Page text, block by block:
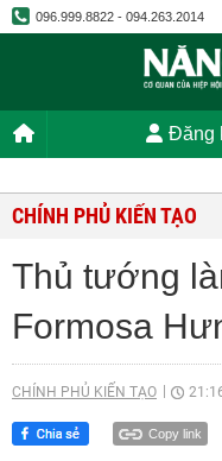
096.999.8822 - 094.263.2014
Đăng
CHÍNH PHỦ KIẾN TẠO
Thủ tướng
Formosa
CHÍNH PHỦ KIẾN TẠO
Copy link